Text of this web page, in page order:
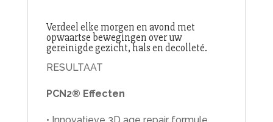
Verdeel elke morgen en avond met
opwaartse bewegingen over uw
gereinigde gezicht, hals en decolleté.
RESULTAAT
PCN2® Effecten